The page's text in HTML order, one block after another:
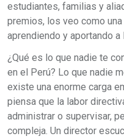
estudiantes, familias y
premios, los veo como
aprendiendo y aportando a
¿Qué es lo que nadie te
en el Perú? Lo que nadie
existe una enorme carga
piensa que la labor
administrar o supervisar,
compleja. Un director